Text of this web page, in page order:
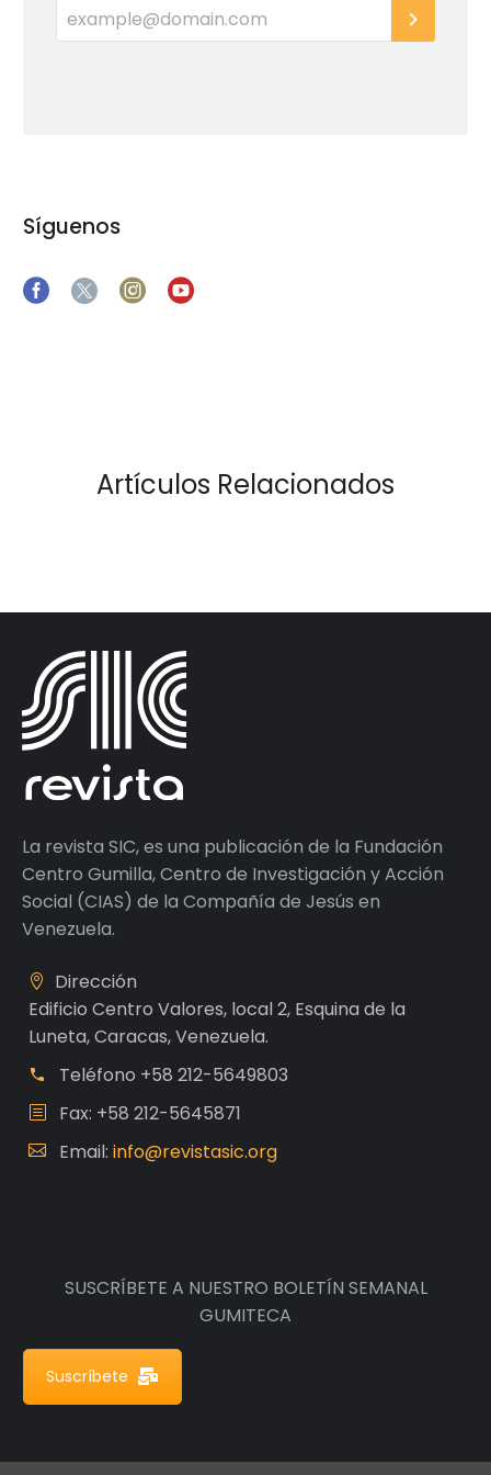
Síguenos
Artículos Relacionados
La revista SIC, es una publicación de la Fundación
Centro Gumilla, Centro de Investigación y Acción
Social (CIAS) de la Compañía de Jesús en
Venezuela.
Dirección
Edificio Centro Valores, local 2, Esquina de la
Luneta, Caracas, Venezuela.
Teléfono +58 212-5649803
Fax: +58 212-5645871
Email: info@revistasic.org
SUSCRÍBETE A NUESTRO BOLETÍN SEMANAL
GUMITECA
Suscríbete